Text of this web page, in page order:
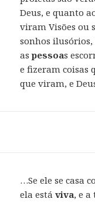
Deus, e quanto
viram Visões ou
sonhos
aspessoas
e fizeram coisas
que viram, e
…Se ele se casa
ela estáviva, e